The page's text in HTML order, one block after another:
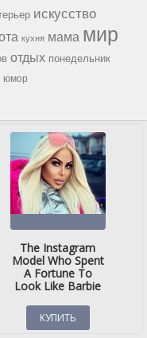
искусство
кухня мама мир
отдых понедельник
юмор